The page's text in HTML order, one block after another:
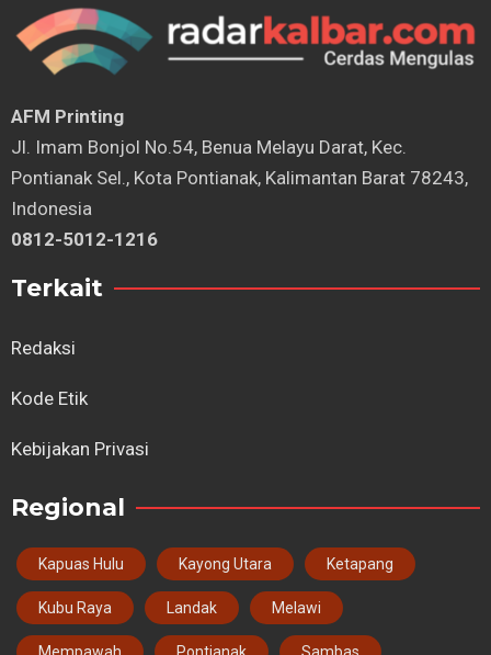
AFM Printing
⁠Jl. Imam Bonjol No.54, Benua Melayu Darat, Kec.
Pontianak Sel., Kota Pontianak, Kalimantan Barat 78243,
Indonesia
0812-5012-1216
Terkait
Redaksi
Kode Etik
Kebijakan Privasi
Regional
Kapuas Hulu Kayong Utara Ketapang
Kubu Raya Landak Melawi